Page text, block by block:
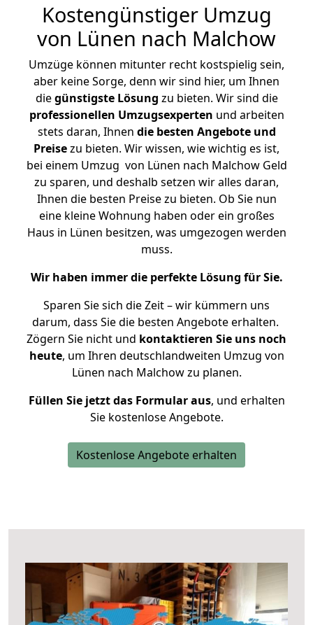
Kostengünstiger Umzug
von Lünen nach Malchow
Umzüge können mitunter recht kostspielig sein,
aber keine Sorge, denn wir sind hier, um Ihnen
diegünstigste Lösung zu bieten. Wir sind die
professionellen Umzugsexperten und arbeiten
stets daran, Ihnen die besten Angebote und
Preisezu bieten. Wir wissen, wie wichtig es ist,
bei einem Umzug von Lünen nach Malchow Geld
zu sparen, und deshalb setzen wir alles daran,
Ihnen die besten Preise zu bieten. Ob Sie nun
eine kleine Wohnung haben oder ein großes
Haus in Lünen besitzen, was umgezogen werden
muss.
Wir haben immer die perfekte Lösung für Sie.
Sparen Sie sich die Zeit – wir kümmern uns
darum, dass Sie die besten Angebote erhalten.
Zögern Sie nicht und kontaktieren Sie uns noch
heute, um Ihren deutschlandweiten Umzug von
Lünen nach Malchow zu planen.
Füllen Sie jetzt das Formular aus, und erhalten
Sie kostenlose Angebote.
Kostenlose Angebote erhalten